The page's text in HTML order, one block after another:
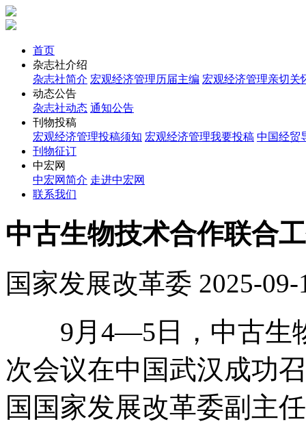
首页
杂志社介绍
杂志社简介 宏观经济管理历届主编 宏观经济管理亲切关
动态公告
杂志社动态 通知公告
刊物投稿
宏观经济管理投稿须知 宏观经济管理我要投稿 中国经贸
刊物征订
中宏网
中宏网简介 走进中宏网
联系我们
中古生物技术合作联合
国家发展改革委 2025-
9月4—5日，中古生物
次会议在中国武汉成功
国国家发展改革委副主